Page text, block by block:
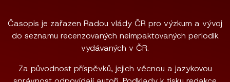
Časopis je zařazen Radou vlády ČR pro výzkum a vývoj
do seznamu recenzovaných neimpaktovaných periodik
vydávaných v ČR.
Za původnost příspěvků, jejich věcnou a jazykovou